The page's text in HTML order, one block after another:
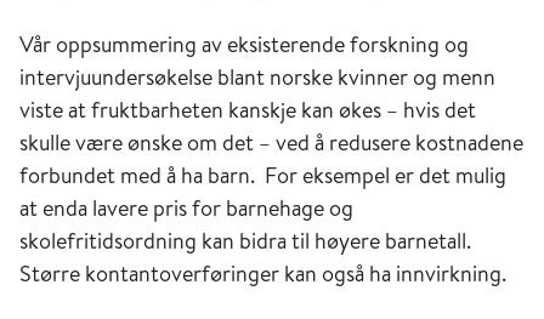
Vår oppsummering av eksisterende forskning og
intervjuundersøkelse blant norske kvinner og menn
viste at fruktbarheten kanskje kan økes – hvis det
skulle være ønske om det – ved å redusere kostnadene
forbundet med å ha barn. For eksempel er det mulig
at enda lavere pris for barnehage og
skolefritidsordning kan bidra til høyere barnetall.
Større kontantoverføringer kan også ha innvirkning.